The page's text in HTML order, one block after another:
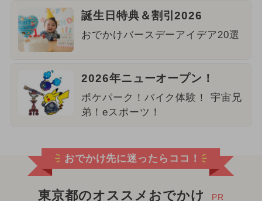
誕生日特典＆割引2026
おでかけバースデーアイデア20選
2026年ニューオープン！
ポケパーク！バイク体験！ 宇宙兄
弟！eスポーツ！
おでかけ先に迷ったらココ！
東京都のオススメおでかけ PR